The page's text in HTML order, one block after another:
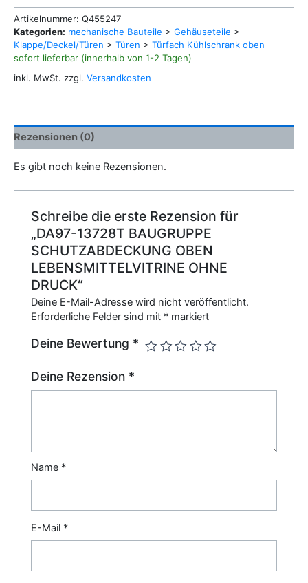
BAUGRUPPE
SCHUTZABDECKUNG
OBEN
LEBENSMITTELVITRINE
OHNE
DRUCK
Artikelnummer: Q455247
Kategorien: mechanische Bauteile > Gehäuseteile >
Klappe/Deckel/Türen > Türen > Türfach Kühlschrank oben
sofort lieferbar (innerhalb von 1-2 Tagen)
inkl. MwSt. zzgl. Versandkosten
Rezensionen (0)
Es gibt noch keine Rezensionen.
Schreibe die erste Rezension für
„DA97-13728T BAUGRUPPE
SCHUTZABDECKUNG OBEN
LEBENSMITTELVITRINE OHNE
DRUCK“
Deine E-Mail-Adresse wird nicht veröffentlicht.
Erforderliche Felder sind mit * markiert
Deine Bewertung *
Deine Rezension *
Name *
E-Mail *